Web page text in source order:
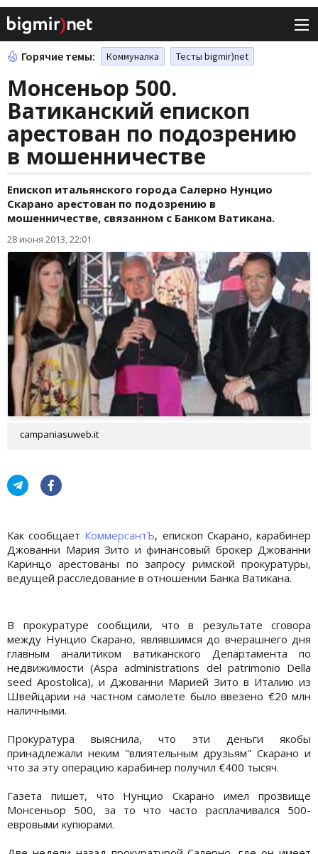
Горячие темы: Коммуналка Тесты bigmir)net
Монсеньор 500.
Ватиканский епископ
арестован по подозрению
в мошенничестве
Епископ итальянского города Салерно Нунцио
Скарано арестован по подозрению в
мошенничестве, связанном с Банком Ватикана.
28 июня 2013, 22:01
campaniasuweb.it
Как сообщает КоммерсантЪ, епископ Скарано, карабинер
Джованни Мария Зито и финансовый брокер Джованни
Каринцо арестованы по запросу римской прокуратуры,
ведущей расследование в отношении Банка Ватикана.
В прокуратуре сообщили, что в результате сговора
между Нунцио Скарано, являвшимся до вчерашнего дня
главным аналитиком ватиканского Департамента по
недвижимости (Aspa administrations del patrimonio Della
seed Apostolica), и Джованни Марией Зито в Италию из
Швейцарии на частном самолете было ввезено €20 млн
наличными.
Прокуратура выяснила, что эти деньги якобы
принадлежали неким "влиятельным друзьям" Скарано и
что за эту операцию карабинер получил €400 тысяч.
Газета пишет, что Нунцио Скарано имел прозвище
Монсеньор 500, за то что часто расплачивался 500-
евровыми купюрами.